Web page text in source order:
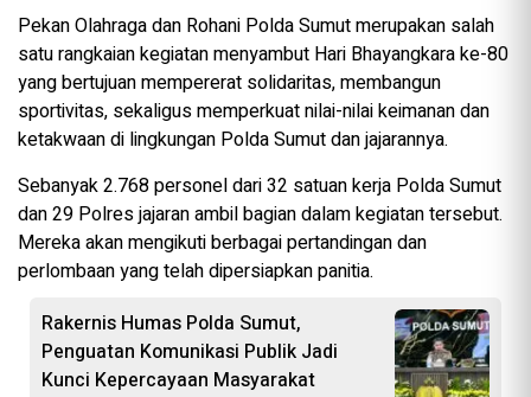
Pekan Olahraga dan Rohani Polda Sumut merupakan salah
satu rangkaian kegiatan menyambut Hari Bhayangkara ke-80
yang bertujuan mempererat solidaritas, membangun
sportivitas, sekaligus memperkuat nilai-nilai keimanan dan
ketakwaan di lingkungan Polda Sumut dan jajarannya.
Sebanyak 2.768 personel dari 32 satuan kerja Polda Sumut
dan 29 Polres jajaran ambil bagian dalam kegiatan tersebut.
Mereka akan mengikuti berbagai pertandingan dan
perlombaan yang telah dipersiapkan panitia.
Rakernis Humas Polda Sumut,
Penguatan Komunikasi Publik Jadi
Kunci Kepercayaan Masyarakat